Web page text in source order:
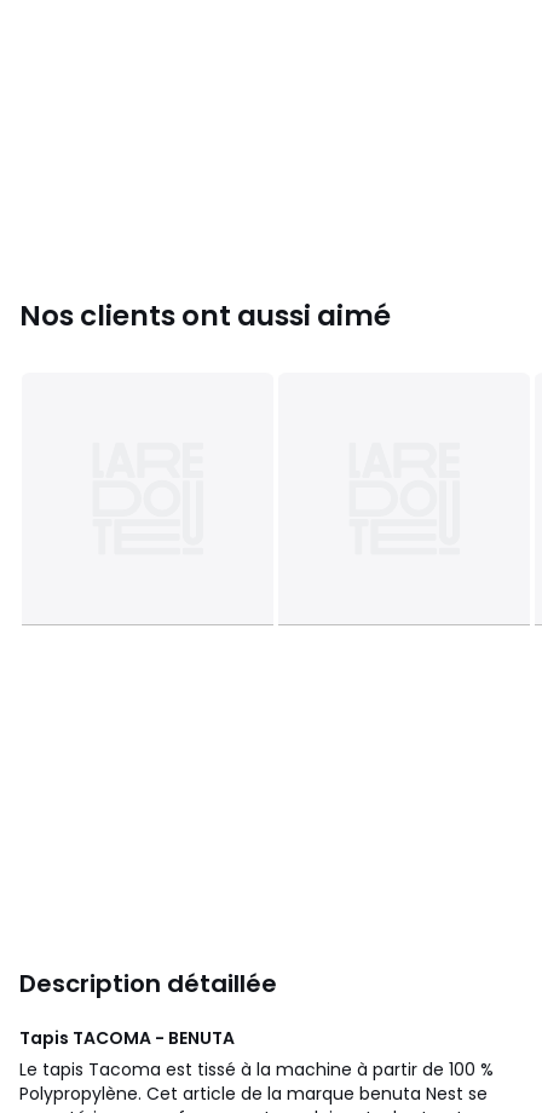
Nos clients ont aussi aimé
Description détaillée
Tapis TACOMA - BENUTA
Le tapis Tacoma est tissé à la machine à partir de 100 %
Polypropylène. Cet article de la marque benuta Nest se